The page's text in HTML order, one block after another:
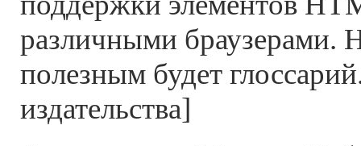
различными браузерами.
полезным будет
издательства]